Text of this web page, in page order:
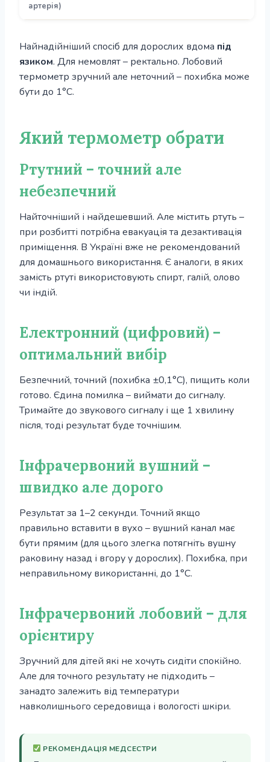
артерія)
Найнадійніший спосіб для дорослих вдома під
язиком. Для немовлят – ректально. Лобовий
термометр зручний але неточний – похибка може
бути до 1°С.
Який термометр обрати
Ртутний – точний але
небезпечний
Найточніший і найдешевший. Але містить ртуть –
при розбитті потрібна евакуація та дезактивація
приміщення. В Україні вже не рекомендований
для домашнього використання. Є аналоги, в яких
замість ртуті використовують спирт, галій, олово
чи індій.
Електронний (цифровий) –
оптимальний вибір
Безпечний, точний (похибка ±0,1°С), пищить коли
готово. Єдина помилка – виймати до сигналу.
Тримайте до звукового сигналу і ще 1 хвилину
після, тоді результат буде точнішим.
Інфрачервоний вушний –
швидко але дорого
Результат за 1–2 секунди. Точний якщо
правильно вставити в вухо – вушний канал має
бути прямим (для цього злегка потягніть вушну
раковину назад і вгору у дорослих). Похибка, при
неправильному використанні, до 1°С.
Інфрачервоний лобовий – для
орієнтиру
Зручний для дітей які не хочуть сидіти спокійно.
Але для точного результату не підходить –
занадто залежить від температури
навколишнього середовища і вологості шкіри.
РЕКОМЕНДАЦІЯ МЕДСЕСТРИ